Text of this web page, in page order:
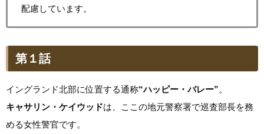
配慮しています。
第１話
イングランド北部に位置する通称“ハッピー・バレー”。
キャサリン・ケイウッドは、ここの地元警察署で巡査部長を務
める女性警官です。